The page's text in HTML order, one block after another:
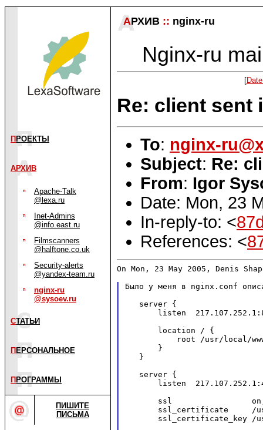
П РОЕКТЫ
АРХИВ
Apache-Talk
@lexa.ru
Inet-Admins
@info.east.ru
Filmscanners
@halftone.co.uk
Security-alerts
@yandex-team.ru
nginx-ru
@sysoev.ru
СТАТЬИ
П ЕРСОНАЛЬНОЕ
П РОГРАММЫ
ПИШИТЕ
ПИСЬМА
АРХИВ :: nginx-ru
Nginx-ru
[
Re: client sent
To: nginx-
Subject: Re:
From: Igor
Date: Mon, 23
In-reply-to: <
References: <
On Mon, 23 May 2005, Denis
Было у меня в nginx.conf
   server {
listen
       location / {
root /usr/local/
       }
   }
   server {
listen
ssl
ssl_certificate     /
ssl_certificate_key /